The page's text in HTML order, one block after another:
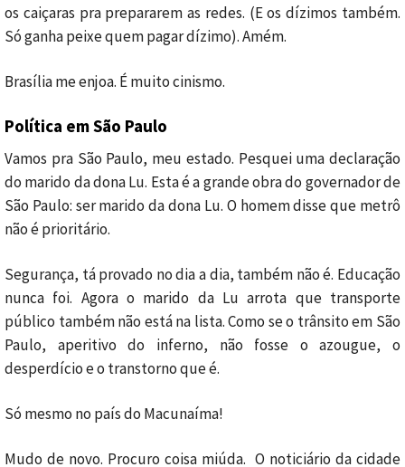
os caiçaras pra prepararem as redes. (E os dízimos também.
Só ganha peixe quem pagar dízimo). Amém.
Brasília me enjoa. É muito cinismo.
Política em São Paulo
Vamos pra São Paulo, meu estado. Pesquei uma declaração
do marido da dona Lu. Esta é a grande obra do governador de
São Paulo: ser marido da dona Lu. O homem disse que metrô
não é prioritário.
Segurança, tá provado no dia a dia, também não é. Educação
nunca foi. Agora o marido da Lu arrota que transporte
público também não está na lista. Como se o trânsito em São
Paulo, aperitivo do inferno, não fosse o azougue, o
desperdício e o transtorno que é.
Só mesmo no país do Macunaíma!
Mudo de novo. Procuro coisa miúda. O noticiário da cidade